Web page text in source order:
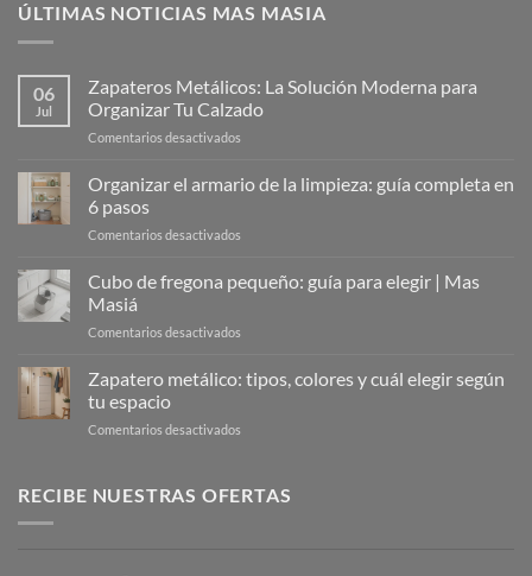
ÚLTIMAS NOTICIAS MAS MASIA
06
Jul
Zapateros Metálicos: La Solución Moderna para
Organizar Tu Calzado
Comentarios desactivados
Metálicos:
La
Organizar
Organizar el armario de la limpieza: guía completa en
6 pasos
Comentarios desactivados
armario
guía
completa
Cubo de fregona pequeño: guía para elegir | Mas
Masiá
Comentarios desactivados
de
fregona
|
Zapatero metálico: tipos, colores y cuál elegir según
tu espacio
Comentarios desactivados
tipos,
RECIBE NUESTRAS OFERTAS